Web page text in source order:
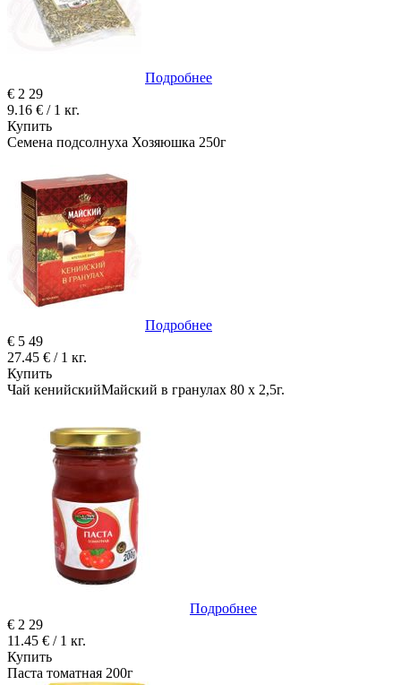
Подробнее
€ 2 29
9.16 € / 1 кг.
Купить
Семена подсолнуха Хозяюшка 250г
Подробнее
€ 5 49
27.45 € / 1 кг.
Купить
Чай кенийскийМайский в гранулах 80 x 2,5г.
Подробнее
€ 2 29
11.45 € / 1 кг.
Купить
Паста томатная 200г